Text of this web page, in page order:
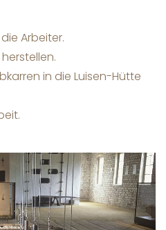
Arbeiter.
in die Luisen-Hütte